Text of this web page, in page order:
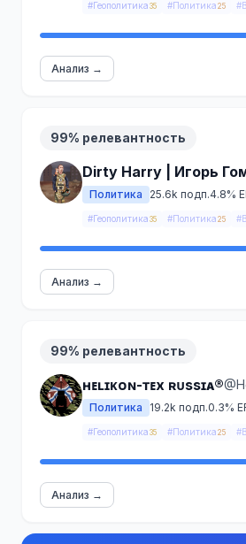
#Геополитика 35 #Политика 25
Анализ →
99% релевантность
Dirty Harry | Игорь
Политика 25.6k подп.4.8%
#Геополитика 35 #Политика 25
Анализ →
99% релевантность
ʜᴇʟɪᴋᴏɴ-ᴛᴇx ʀᴜssɪᴀ®
Политика 19.2k подп.0.3%
#Геополитика 35 #Политика 25
Анализ →